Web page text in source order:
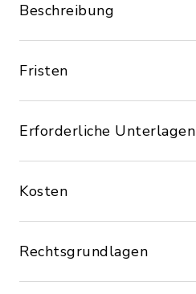
Beschreibung
Fristen
Erforderliche Unterlagen
Kosten
Rechtsgrundlagen